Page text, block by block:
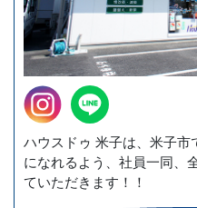
ハウスドゥ 米子は、米子市
になれるよう、社員一同、
ていただきます！！